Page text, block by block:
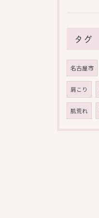
タグ
名古屋市
肩こり
肌荒れ